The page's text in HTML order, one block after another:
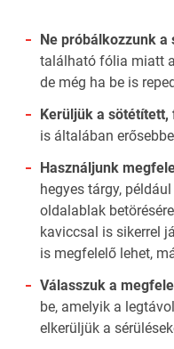
Ne próbálkozzunk a
található fólia miatt
de még ha be is
Kerüljük a
is általában
Használjunk
hegyes tárgy,
oldalablak
kaviccsal is sikerrel
is megfelelő lehet,
Válasszuk a
be, amelyik a
elkerüljük a